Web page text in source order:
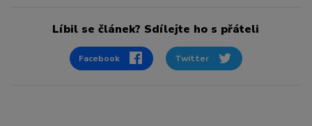
Líbil se článek? Sdílejte ho s přáteli
Facebook Twitter